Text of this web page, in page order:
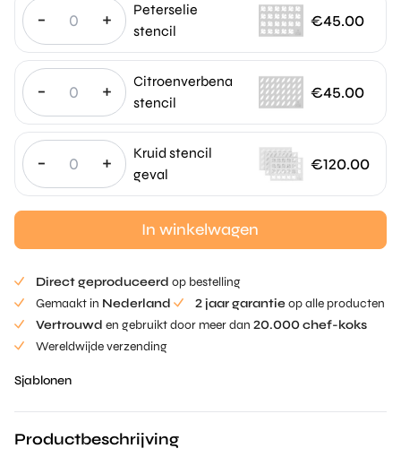
- +
Peterselie
stencil
€45.00
- +
Citroenverbena
stencil
€45.00
- +
Kruid stencil
geval
€120.00
In winkelwagen
Direct geproduceerd op bestelling
Gemaakt in Nederland 2 jaar garantieop alle producten
Vertrouwd en gebruikt door meer dan 20.000 chef-koks
Wereldwijde verzending
Sjablonen
Productbeschrijving